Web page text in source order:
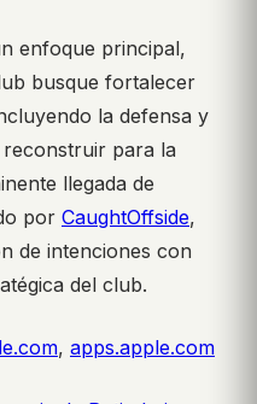
enfoque principal,
busque fortalecer
la defensa y
para la
llegada de
por CaughtOffside,
de intenciones con
del club.
, apps.apple.com